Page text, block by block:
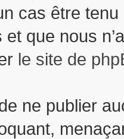
cas être
que nous
le site de
ne publier